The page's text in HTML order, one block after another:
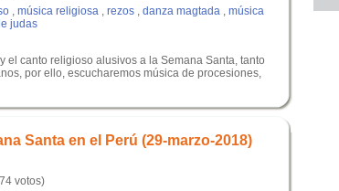
, música religiosa , rezos , danza magtada , música
judas
el canto religioso alusivos a la Semana Santa, tanto
por ello, escucharemos música de procesiones,
Santa en el Perú (29-marzo-2018)
votos)